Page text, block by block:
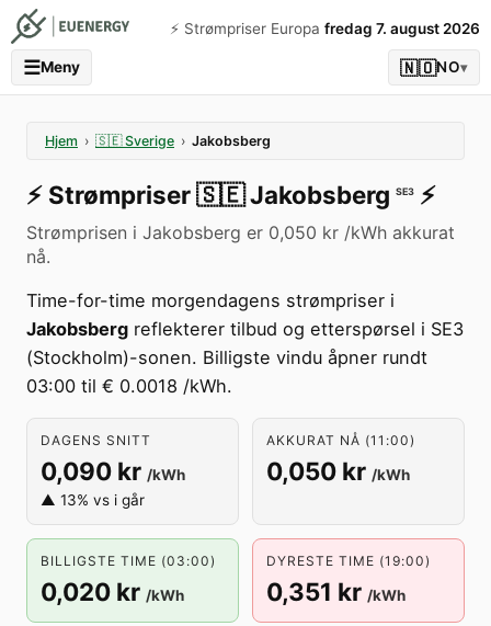
⚡️ Strømpriser Europa fredag 7. august 2026
☰Meny 🇳🇴NO▾
Hjem › 🇸🇪 Sverige › Jakobsberg
⚡️ Strømpriser🇸🇪Jakobsberg SE3 ⚡️
Strømprisen i Jakobsberg er 0,050 kr /kWh akkurat
nå.
Time-for-time morgendagens strømpriser i
Jakobsberg reflekterer tilbud og etterspørsel i SE3
(Stockholm)-sonen. Billigste vindu åpner rundt
03:00 til € 0.0018 /kWh.
DAGENS SNITT
0,090 kr /kWh
▲ 13% vs i går
AKKURAT NÅ (11:00)
0,050 kr /kWh
BILLIGSTE TIME (03:00)
0,020 kr /kWh
DYRESTE TIME (19:00)
0,351 kr /kWh